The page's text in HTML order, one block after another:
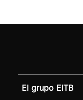
El grupo EITB